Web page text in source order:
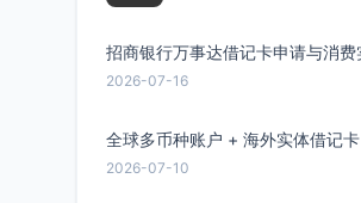
招商银行万事达借记卡申请与消费
2026-07-16
2026-07-10